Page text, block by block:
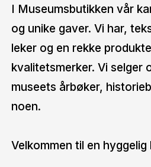
I Museumsbutikken vår
og unike gaver. Vi har,
leker og en rekke
kvalitetsmerker. Vi selger
museets årbøker,
noen.
Velkommen til en hyggelig